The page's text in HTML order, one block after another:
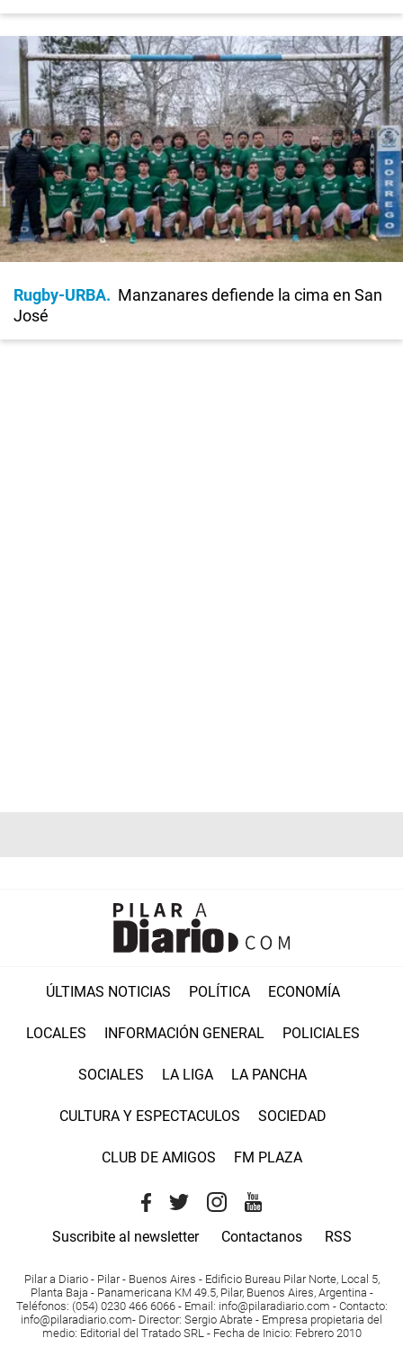
Rugby-URBA
Manzanares defiende la cima en San
José
ÚLTIMAS NOTICIAS POLÍTICA ECONOMÍA
LOCALES INFORMACIÓN GENERAL POLICIALES
SOCIALES LA LIGA LA PANCHA
CULTURA Y ESPECTACULOS SOCIEDAD
CLUB DE AMIGOS FM PLAZA
Suscribite al newsletter Contactanos RSS
Pilar a Diario - Pilar - Buenos Aires - Edificio Bureau Pilar Norte, Local 5,
Planta Baja - Panamericana KM 49.5, Pilar, Buenos Aires, Argentina -
Teléfonos: (054) 0230 466 6066 - Email : info@pilaradiario.com - Contacto:
info@pilaradiario.com- Director: Sergio Abrate - Empresa propietaria del
medio: Editorial del Tratado SRL - Fecha de Inicio: Febrero 2010